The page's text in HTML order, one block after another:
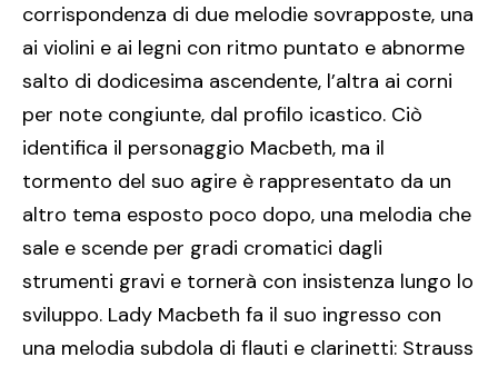
corrispondenza di due melodie sovrapposte, una
ai violini e ai legni con ritmo puntato e abnorme
salto di dodicesima ascendente, l’altra ai corni
per note congiunte, dal profilo icastico. Ciò
identifica il personaggio Macbeth, ma il
tormento del suo agire è rappresentato da un
altro tema esposto poco dopo, una melodia che
sale e scende per gradi cromatici dagli
strumenti gravi e tornerà con insistenza lungo lo
sviluppo. Lady Macbeth fa il suo ingresso con
una melodia subdola di flauti e clarinetti: Strauss